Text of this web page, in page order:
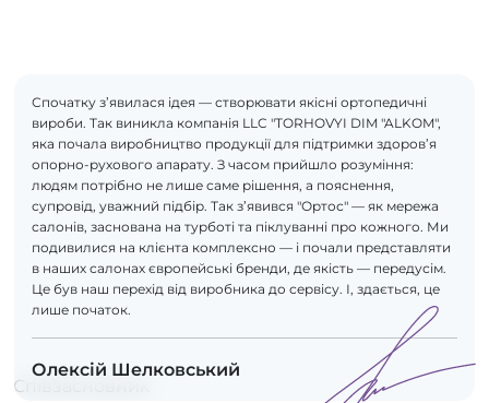
Спочатку з’явилася ідея — створювати якісні ортопедичні
вироби. Так виникла компанія LLC "TORHOVYI DIM "ALKOM",
яка почала виробництво продукції для підтримки здоров’я
опорно-рухового апарату. З часом прийшло розуміння:
людям потрібно не лише саме рішення, а пояснення,
супровід, уважний підбір. Так з’явився "Ортос" — як мережа
салонів, заснована на турботі та піклуванні про кожного. Ми
подивилися на клієнта комплексно — і почали представляти
в наших салонах європейські бренди, де якість — передусім.
Це був наш перехід від виробника до сервісу. І, здається, це
лише початок.
Олексій Шелковський
Співзасновник